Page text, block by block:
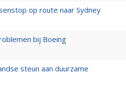
op route naar Sydney
bij Boeing
steun aan duurzame